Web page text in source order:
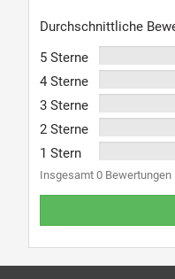
Durchschnittliche
5 Sterne
4 Sterne
3 Sterne
2 Sterne
1 Stern
Insgesamt 0 Bewertungen